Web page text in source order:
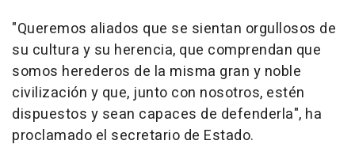
"Queremos aliados que se sientan orgullosos de
su cultura y su herencia, que comprendan que
somos herederos de la misma gran y noble
civilización y que, junto con nosotros, estén
dispuestos y sean capaces de defenderla", ha
proclamado el secretario de Estado.